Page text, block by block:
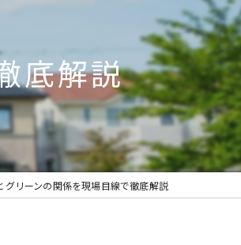
調査士
コラム
底解説
グリーンの関係を現場目線で徹底解説